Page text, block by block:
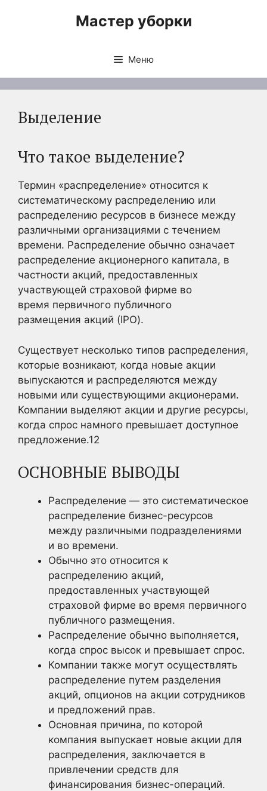
Мастер уборки
Меню
Выделение
Что такое выделение?
Термин «распределение» относится к
систематическому распределению или
распределению ресурсов в бизнесе между
различными организациями с течением
времени. Распределение обычно означает
распределение акционерного капитала, в
частности акций, предоставленных
участвующей страховой фирме во
время первичного публичного
размещения акций (IPO).
Существует несколько типов распределения,
которые возникают, когда новые акции
выпускаются и распределяются между
новыми или существующими акционерами.
Компании выделяют акции и другие ресурсы,
когда спрос намного превышает доступное
предложение.12
ОСНОВНЫЕ ВЫВОДЫ
Распределение — это систематическое
распределение бизнес-ресурсов
между различными подразделениями
и во времени.
Обычно это относится к
распределению акций,
предоставленных участвующей
страховой фирме во время первичного
публичного размещения.
Распределение обычно выполняется,
когда спрос высок и превышает спрос.
Компании также могут осуществлять
распределение путем разделения
акций, опционов на акции сотрудников
и предложений прав.
Основная причина, по которой
компания выпускает новые акции для
распределения, заключается в
привлечении средств для
финансирования бизнес-операций.